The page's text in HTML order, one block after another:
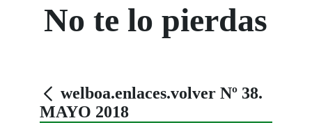
No te lo pierdas
welboa.enlaces.volver Nº 38.
MAYO 2018